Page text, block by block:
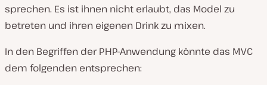
sprechen. Es ist ihnen nicht erlaubt, das Model zu
betreten und ihren eigenen Drink zu mixen.
In den Begriffen der PHP-Anwendung könnte das MVC
dem folgenden entsprechen: